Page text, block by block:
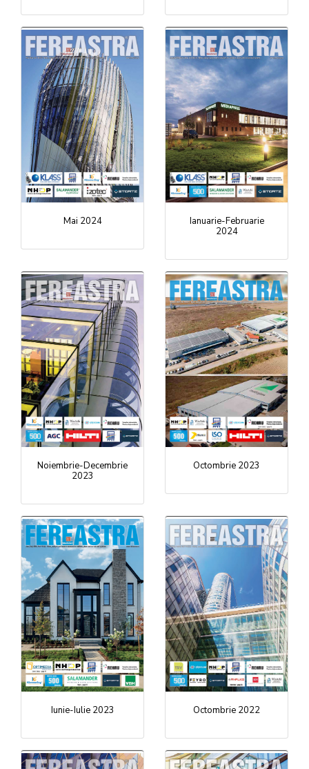
Mai 2024
Ianuarie-Februarie
2024
Noiembrie-Decembrie
2023
Octombrie 2023
Iunie-Iulie 2023 Octombrie 2022